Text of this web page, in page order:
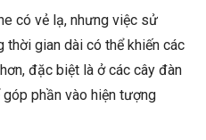
có vẻ lạ, nhưng việc sử
gian dài có thể khiến các
đặc biệt là ở các cây đàn
phần vào hiện tượng